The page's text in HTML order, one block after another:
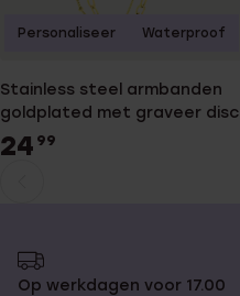
Stainless steel armbanden
goldplated met graveer disc
24 99
Personaliseer Waterproof
Op werkdagen voor 17.00